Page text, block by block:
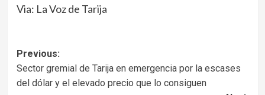
Via: La Voz de Tarija
Navegación
de
Previous:
Sector gremial de Tarija en emergencia por la escases
del dólar y el elevado precio que lo consiguen